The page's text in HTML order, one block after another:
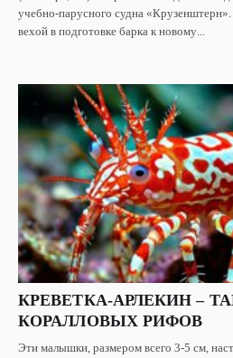
учебно-парусного судна
вехой в подготовке барка к новому...
КРЕВЕТКА-АРЛЕКИН –
КОРАЛЛОВЫХ РИФОВ
Эти малышки, размером всего 3-5 см,